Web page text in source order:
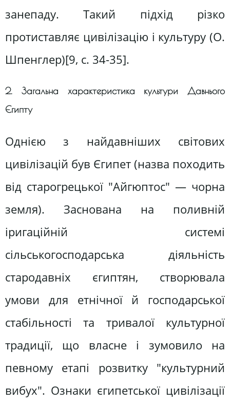
занепаду. Такий підхід різко
протиставляє цивілізацію і культуру (О.
Шпенглер)[9, c. 34-35].
2. Загальна характеристика культури Давнього
Єгипту
Однією з найдавніших світових
цивілізацій був Єгипет (назва походить
від старогрецької "Айгюптос" — чорна
земля). Заснована на поливній
іригаційній системі
сільськогосподарська діяльність
стародавніх єгиптян, створювала
умови для етнічної й господарської
стабільності та тривалої культурної
традиції, що власне і зумовило на
певному етапі розвитку "культурний
вибух". Ознаки єгипетської цивілізації